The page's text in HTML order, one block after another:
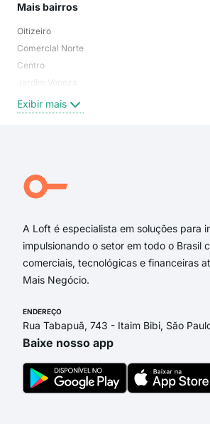
Mais bairros
Oitizeiro
Comercial Norte
Centro
Jardim Veneza
Exibir mais
A Loft é especialista em soluções para
impulsionando o setor em todo o Brasil
comerciais, tecnológicas e financeiras
Mais Negócio.
ENDEREÇO
Rua Tabapuã, 743 - Itaim Bibi, São
Baixe nosso app